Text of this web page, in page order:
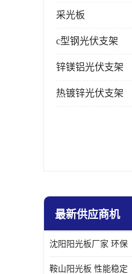
采光板
c型钢光伏支架
锌镁铝光伏支架
热镀锌光伏支架
最新供应商机
沈阳阳光板厂家 环保
鞍山阳光板 性能稳定